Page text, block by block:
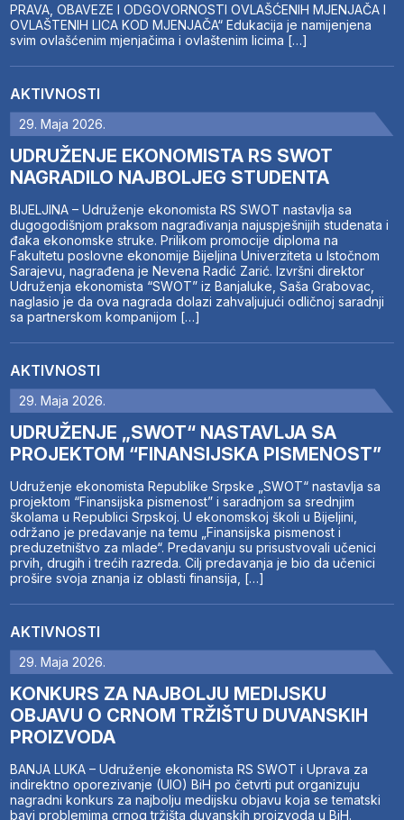
PRAVA, OBAVEZE I ODGOVORNOSTI OVLAŠĆENIH MJENJAČA I
OVLAŠTENIH LICA KOD MJENJAČA“ Edukacija je namijenjena
svim ovlašćenim mjenjačima i ovlaštenim licima […]
AKTIVNOSTI
29. Maja 2026.
UDRUŽENJE EKONOMISTA RS SWOT
NAGRADILO NAJBOLJEG STUDENTA
BIJELJINA – Udruženje ekonomista RS SWOT nastavlja sa
dugogodišnjom praksom nagrađivanja najuspješnijih studenata i
đaka ekonomske struke. Prilikom promocije diploma na
Fakultetu poslovne ekonomije Bijeljina Univerziteta u Istočnom
Sarajevu, nagrađena je Nevena Radić Zarić. Izvršni direktor
Udruženja ekonomista “SWOT” iz Banjaluke, Saša Grabovac,
naglasio je da ova nagrada dolazi zahvaljujući odličnoj saradnji
sa partnerskom kompanijom […]
AKTIVNOSTI
29. Maja 2026.
UDRUŽENJE „SWOT“ NASTAVLJA SA
PROJEKTOM “FINANSIJSKA PISMENOST”
Udruženje ekonomista Republike Srpske „SWOT“ nastavlja sa
projektom “Finansijska pismenost” i saradnjom sa srednjim
školama u Republici Srpskoj. U ekonomskoj školi u Bijeljini,
održano je predavanje na temu „Finansijska pismenost i
preduzetništvo za mlade“. Predavanju su prisustvovali učenici
prvih, drugih i trećih razreda. Cilj predavanja je bio da učenici
prošire svoja znanja iz oblasti finansija, […]
AKTIVNOSTI
29. Maja 2026.
KONKURS ZA NAJBOLJU MEDIJSKU
OBJAVU O CRNOM TRŽIŠTU DUVANSKIH
PROIZVODA
BANJA LUKA – Udruženje ekonomista RS SWOT i Uprava za
indirektno oporezivanje (UIO) BiH po četvrti put organizuju
nagradni konkurs za najbolju medijsku objavu koja se tematski
bavi problemima crnog tržišta duvanskih proizvoda u BiH.